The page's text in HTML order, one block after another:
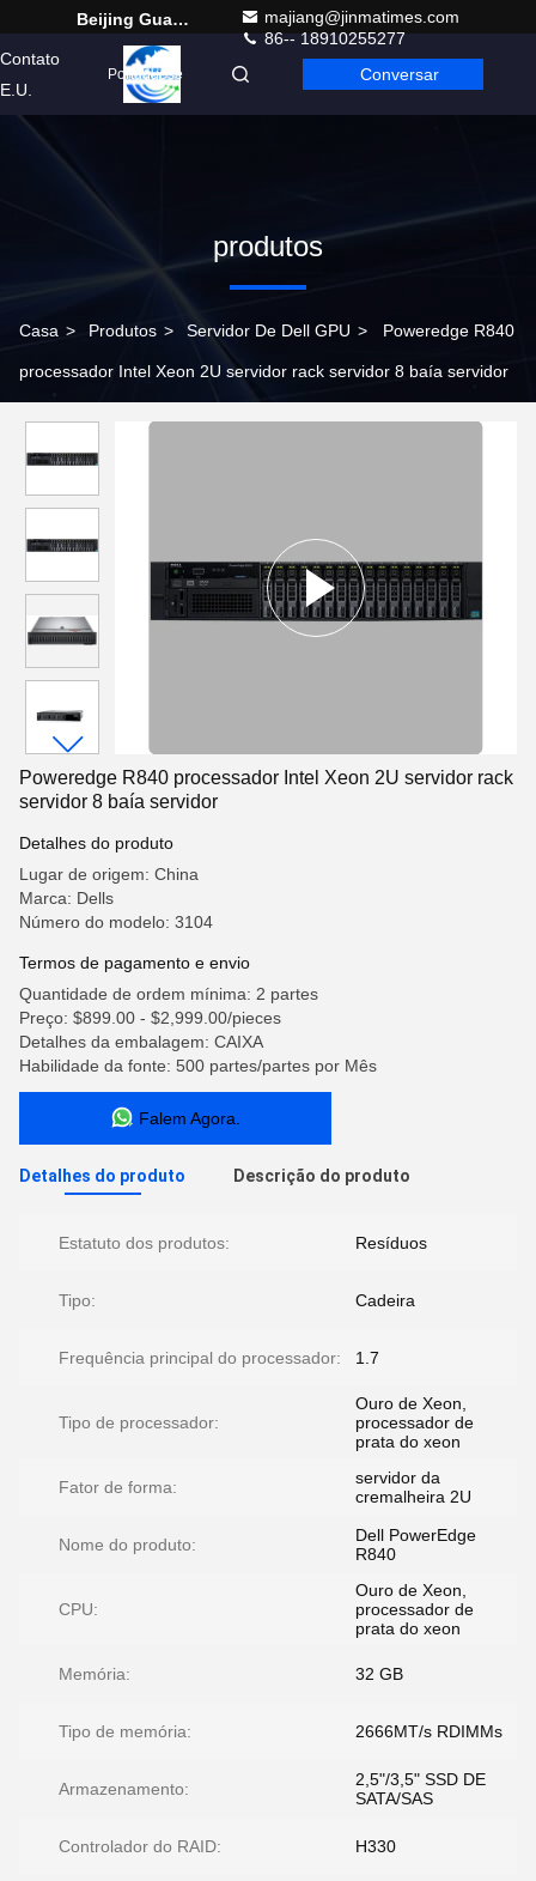
Beijing Guangtian Runze Technology Co., Ltd.
majiang@jinmatimes.com
86-- 18910255277
Contato
E.U.
Portuguese Conversar
produtos
Casa > Produtos > Servidor De Dell GPU > Poweredge R840
processador Intel Xeon 2U servidor rack servidor 8 baía servidor
Poweredge R840 processador Intel Xeon 2U servidor rack
servidor 8 baía servidor
Detalhes do produto
Lugar de origem: China
Marca: Dells
Número do modelo: 3104
Termos de pagamento e envio
Quantidade de ordem mínima: 2 partes
Preço: $899.00 - $2,999.00/pieces
Detalhes da embalagem: CAIXA
Habilidade da fonte: 500 partes/partes por Mês
Falem Agora.
Detalhes do produto Descrição do produto
Estatuto dos produtos: Resíduos
Tipo: Cadeira
Frequência principal do processador: 1.7
Tipo de processador:
Ouro de Xeon,
processador de
prata do xeon
Fator de forma:
servidor da
cremalheira 2U
Nome do produto:
Dell PowerEdge
R840
CPU:
Ouro de Xeon,
processador de
prata do xeon
Memória: 32 GB
Tipo de memória: 2666MT/s RDIMMs
Armazenamento:
2,5"/3,5" SSD DE
SATA/SAS
Controlador do RAID: H330